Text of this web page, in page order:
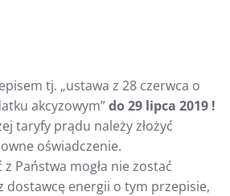
tj. „ustawa z 28 czerwca o
akcyzowym”do 29 lipca 2019 !
taryfy prądu należy złożyć
oświadczenie.
Państwa mogła nie zostać
energii o tym przepisie,